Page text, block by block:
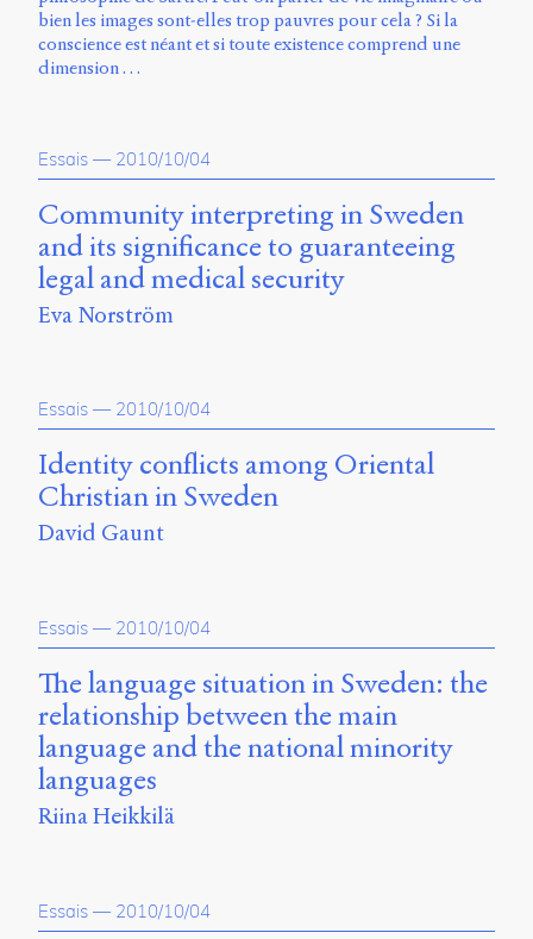
bien les images sont-elles trop pauvres pour cela ? Si la
conscience est néant et si toute existence comprend une
dimension …
Essais — 2010/10/04
Community interpreting in Sweden
and its significance to guaranteeing
legal and medical security
Eva Norström
Essais — 2010/10/04
Identity conflicts among Oriental
Christian in Sweden
David Gaunt
Essais — 2010/10/04
The language situation in Sweden: the
relationship between the main
language and the national minority
languages
Riina Heikkilä
Essais — 2010/10/04